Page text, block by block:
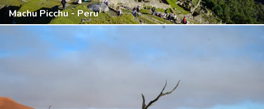
Machu Picchu - Peru